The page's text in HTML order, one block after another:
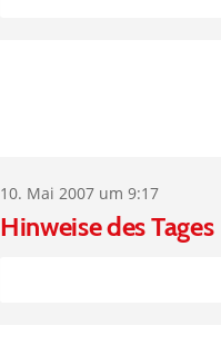
10. Mai 2007 um 9:17
Hinweise des Tages